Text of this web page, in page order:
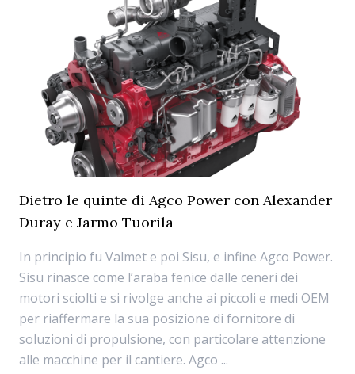
Dietro le quinte di Agco Power con Alexander
Duray e Jarmo Tuorila
In principio fu Valmet e poi Sisu, e infine Agco Power.
Sisu rinasce come l’araba fenice dalle ceneri dei
motori sciolti e si rivolge anche ai piccoli e medi OEM
per riaffermare la sua posizione di fornitore di
soluzioni di propulsione, con particolare attenzione
alle macchine per il cantiere. Agco ...